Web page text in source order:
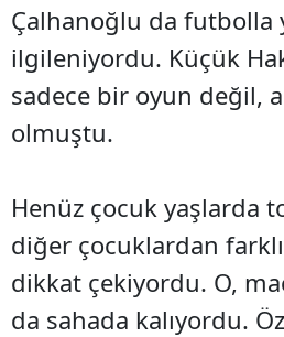
Çalhanoğlu da futbolla
ilgileniyordu. Küçük
sadece bir oyun değil,
olmuştu.
Henüz çocuk yaşlarda
diğer çocuklardan
dikkat çekiyordu. O,
da sahada kalıyordu.